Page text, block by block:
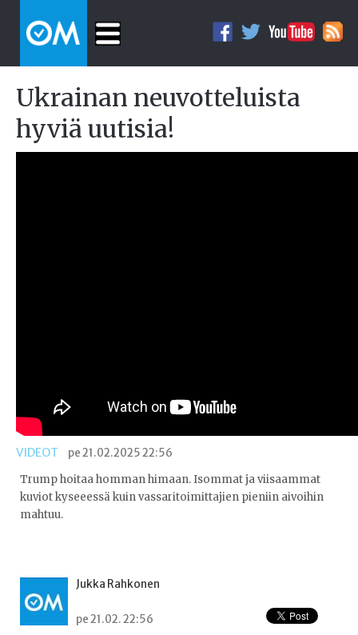
Ukrainan neuvotteluista
hyviä uutisia!
VIDEOT
pe 21.02.2025 22:56
Trump hoitaa homman himaan. Isommat ja viisaammat
kuviot kyseeessä kuin vassaritoimittajien pieniin aivoihin
mahtuu.
Jukka Rahkonen
pe 21.02. 22:56